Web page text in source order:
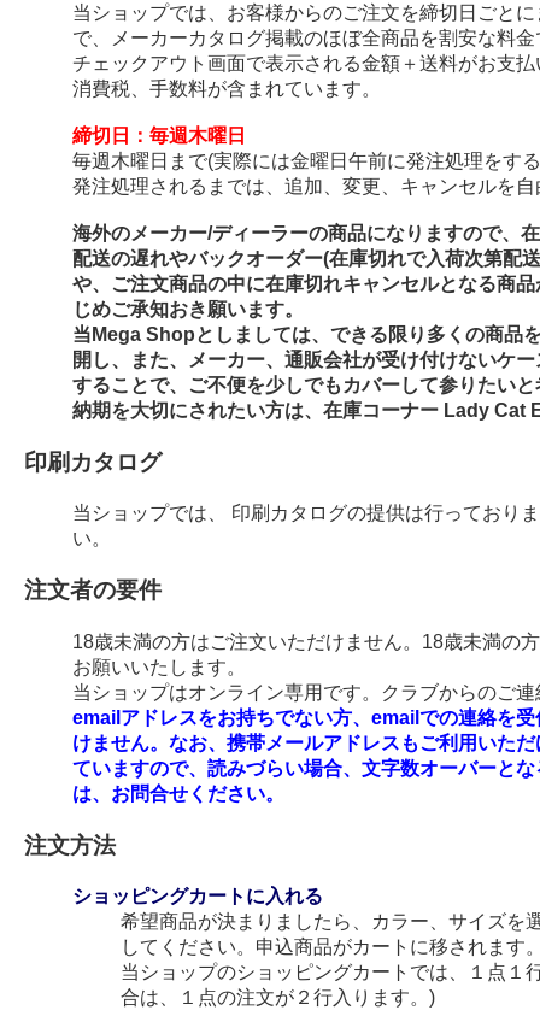
当ショップでは、お客様からのご注文を締切日ごと
で、メーカーカタログ掲載のほぼ全商品を割安な料
チェックアウト画面で表示される金額＋送料がお支
消費税、手数料が含まれています。
締切日：毎週木曜日
毎週木曜日まで(実際には金曜日午前に発注処理をす
発注処理されるまでは、追加、変更、キャンセルを
海外のメーカー/ディーラーの商品になりますので、
配送の遅れやバックオーダー(在庫切れで入荷次第配
や、ご注文商品の中に在庫切れキャンセルとなる商
じめご承知おき願います。
当Mega Shopとしましては、できる限り多くの商品
開し、また、メーカー、通販会社が受け付けないケ
することで、ご不便を少しでもカバーして参りたい
納期を大切にされたい方は、在庫コーナー Lady Cat
印刷カタログ
当ショップでは、 印刷カタログの提供は行っており
い。
注文者の要件
18歳未満の方はご注文いただけません。18歳未満の
お願いいたします。
当ショップはオンライン専用です。クラブからのご
emailアドレスをお持ちでない方、emailでの連絡を
けません。なお、携帯メールアドレスもご利用いた
ていますので、読みづらい場合、文字数オーバーと
は、お問合せください。
注文方法
ショッピングカートに入れる
希望商品が決まりましたら、カラー、サイズを
してください。申込商品がカートに移されます
当ショップのショッピングカートでは、１点１
合は、１点の注文が２行入ります。)